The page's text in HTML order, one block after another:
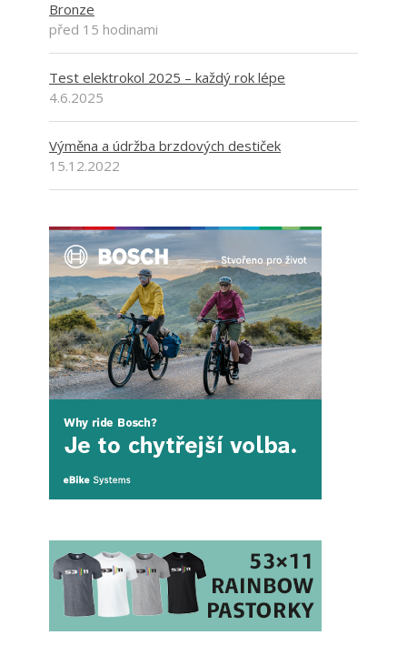
Bronze
před 15 hodinami
Test elektrokol 2025 – každý rok lépe
4.6.2025
Výměna a údržba brzdových destiček
15.12.2022